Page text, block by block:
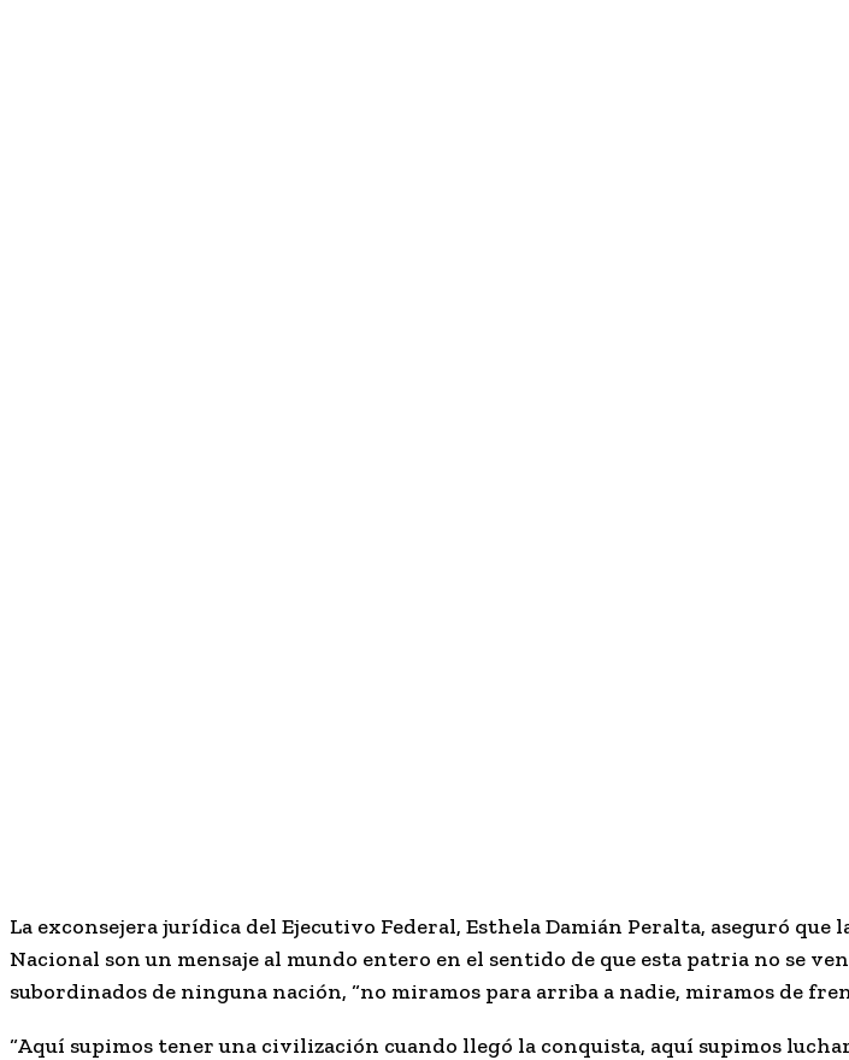
La exconsejera jurídica del Ejecutivo Federal, Esthela Damián Peralta, aseguró que
Nacional son un mensaje al mundo entero en el sentido de que esta patria no se
subordinados de ninguna nación, “no miramos para arriba a nadie, miramos de
“Aquí supimos tener una civilización cuando llegó la conquista, aquí supimos